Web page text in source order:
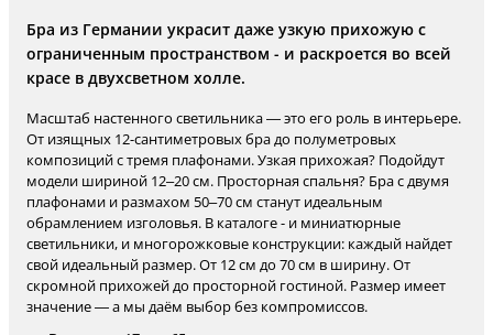
Бра из Германии украсит даже узкую прихожую с
ограниченным пространством - и раскроется во всей
красе в двухсветном холле.
Масштаб настенного светильника — это его роль в интерьере.
От изящных 12-сантиметровых бра до полуметровых
композиций с тремя плафонами. Узкая прихожая? Подойдут
модели шириной 12–20 см. Просторная спальня? Бра с двумя
плафонами и размахом 50–70 см станут идеальным
обрамлением изголовья. В каталоге - и миниатюрные
светильники, и многорожковые конструкции: каждый найдет
свой идеальный размер. От 12 см до 70 см в ширину. От
скромной прихожей до просторной гостиной. Размер имеет
значение — а мы даём выбор без компромиссов.